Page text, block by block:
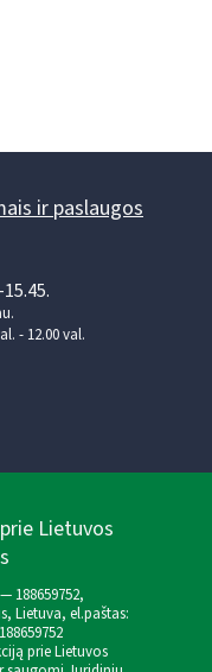
ir paslaugos
- 12.00 val.
Lietuvos
188659752,
Lietuva, el.paštas:
prie Lietuvos